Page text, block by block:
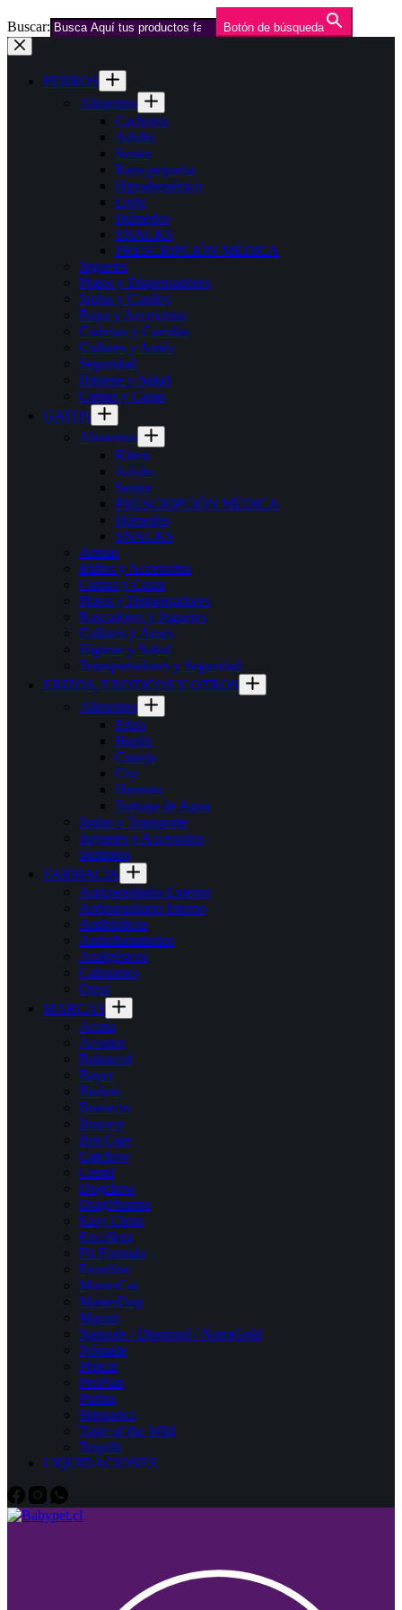
Buscar: Botón de búsqueda
Saltar
al
contenidoPERROS
Alimentos
Cachorro
Adulto
Senior
Raza pequeña
Hipoalergénico
Light
Húmedos
SNACKS
PRESCRIPCIÓN MÉDICA
Juguetes
Platos y Dispensadores
Jaulas y Caniles
Ropa y Accesorios
Cadenas y Cuerdas
Collares y Arnés
Seguridad
Higiene y Salud
Camas y Casas
GATOS
Alimentos
Kitten
Adulto
Senior
PRESCRIPCIÓN MÉDICA
Húmedos
SNACKS
Arenas
Baños y Accesorios
Camas y Casas
Platos y Dispensadores
Rascadores y Juguetes
Collares y Arnés
Higiene y Salud
Transportadores y Seguridad
ERIZOS, EXOTICOS Y OTROS
Alimentos
Erizo
Hurón
Conejo
Cuy
Hamster
Tortuga de Agua
Jaulas y Transporte
Juguetes y Accesorios
Sustratos
FARMACIA
Antiparasitario Externo
Antiparasitario Interno
Antibióticos
Antinflamatorios
Analgésicos
Calmantes
Otros
MARCAS
Acana
Acomer
Balanced
Bayer
Bioline
Bravecto
Bravery
Brit Care
Catchow
Cremi
Dogchow
DragPharma
Easy Clean
Excellent
Fit Formula
Frontline
MasterCat
MasterDog
Mazuri
Naturals / Diamond / NutraGold
Nómade
Pipicat
ProPlan
Purina
Simparica
Taste of the Wild
Tropifit
LIQUIDACIONES